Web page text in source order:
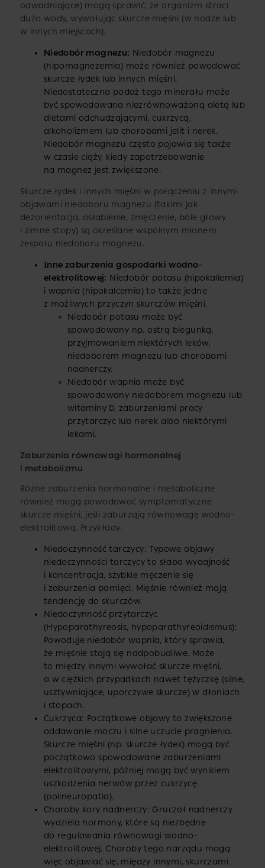
odwadniające) mogą sprawić, że organizm straci
dużo wody, wywołując skurcze mięśni (w nodze lub
w innych miejscach).
Niedobór magnezu: Niedobór magnezu
(hipomagnezemia) może również powodować
skurcze łydek lub innych mięśni.
Niedostateczna podaż tego minerału może
być spowodowana niezrównoważoną dietą lub
dietami odchudzającymi, cukrzycą,
alkoholizmem lub chorobami jelit i nerek.
Niedobór magnezu często pojawia się także
w czasie ciąży, kiedy zapotrzebowanie
na magnez jest zwiększone.
Skurcze łydek i innych mięśni w połączeniu z innymi
objawami niedoboru magnezu (takimi jak
dezorientacja, osłabienie, zmęczenie, bóle głowy
i zimne stopy) są określane wspólnym mianem
zespołu niedoboru magnezu.
Inne zaburzenia gospodarki wodno-
elektrolitowej: Niedobór potasu (hipokaliemia)
i wapnia (hipokalcemia) to także jedne
z możliwych przyczyn skurczów mięśni.
Niedobór potasu może być
spowodowany np. ostrą biegunką,
przyjmowaniem niektórych leków,
niedoborem magnezu lub chorobami
nadnerczy.
Niedobór wapnia może być
spowodowany niedoborem magnezu lub
witaminy D, zaburzeniami pracy
przytarczyc lub nerek albo niektórymi
lekami.
Zaburzenia równowagi hormonalnej
i metabolizmu
Różne zaburzenia hormonalne i metaboliczne
również mogą powodować symptomatyczne
skurcze mięśni, jeśli zaburzają równowagę wodno-
elektrolitową. Przykłady:
Niedoczynność tarczycy: Typowe objawy
niedoczynności tarczycy to słaba wydajność
i koncentracja, szybkie męczenie się
i zaburzenia pamięci. Mięśnie również mają
tendencję do skurczów.
Niedoczynność przytarczyc
(Hypoparathyreosis, hypoparathyreoidismus):
Powoduje niedobór wapnia, który sprawia,
że mięśnie stają się nadpobudliwe. Może
to między innymi wywołać skurcze mięśni,
a w ciężkich przypadkach nawet tężyczkę (silne,
usztywniające, uporczywe skurcze) w dłoniach
i stopach.
Cukrzyca: Początkowe objawy to zwiększone
oddawanie moczu i silne uczucie pragnienia.
Skurcze mięśni (np. skurcze łydek) mogą być
początkowo spowodowane zaburzeniami
elektrolitowymi, później mogą być wynikiem
uszkodzenia nerwów przez cukrzycę
(polineuropatia).
Choroby kory nadnerczy: Gruczoł nadnerczy
wydziela hormony, które są niezbędne
do regulowania równowagi wodno-
elektrolitowej. Choroby tego narządu mogą
więc objawiać się, między innymi, skurczami